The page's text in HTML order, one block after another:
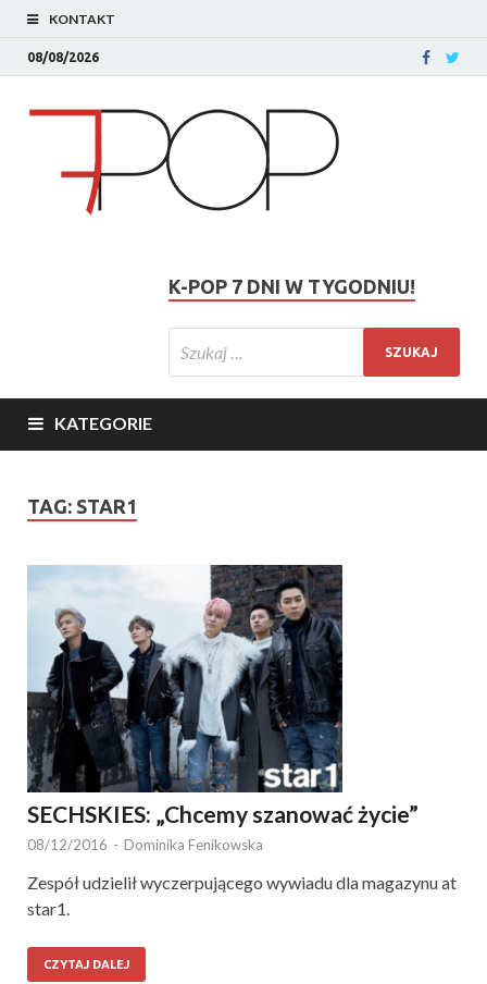
KONTAKT
08/08/2026
K-POP 7 DNI W TYGODNIU!
KATEGORIE
TAG: STAR1
SECHSKIES: „Chcemy szanować życie”
08/12/2016 - Dominika Fenikowska
Zespół udzielił wyczerpującego wywiadu dla magazynu at
star1.
CZYTAJ DALEJ